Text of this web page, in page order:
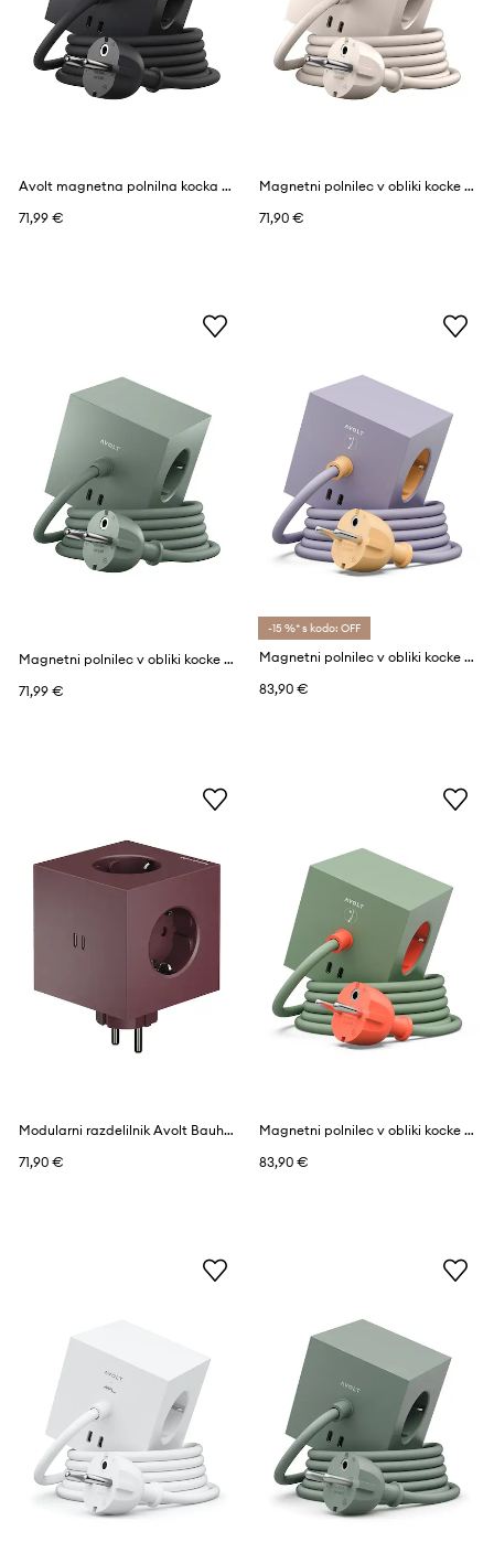
Avolt magnetna polnilna kocka Square 1, 2 x USB-C, 1,8 m
71,99 €
Magnetni polnilec v obliki kocke Avolt Square 1, 2 x USB, 1,8 m
71,90 €
Magnetni polnilec v obliki kocke Avolt Square 1, 2 x USB, 1,8 m
71,99 €
-15 %* s kodo: OFF
Magnetni polnilec v obliki kocke Avolt Bauhaus-Archiv USB-C (30W) / 1.8m
83,90 €
Modularni razdelilnik Avolt Bauhaus-Archiv USB-C (30W)
71,90 €
Magnetni polnilec v obliki kocke Avolt Bauhaus-Archiv USB-C (30W) / 1.8 m
83,90 €